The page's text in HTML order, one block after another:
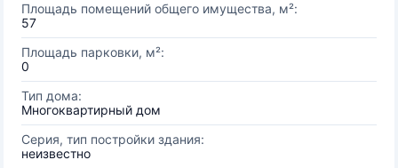
Площадь помещений общего имущества, м²:
57
Площадь парковки, м²:
0
Тип дома:
Многоквартирный дом
Серия, тип постройки здания:
неизвестно